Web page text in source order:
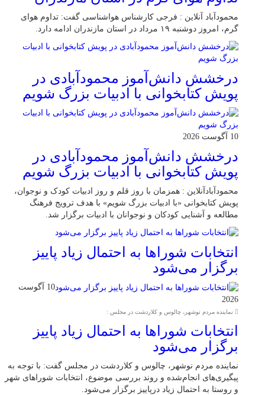
محمودآباد آنلاین : فرجی کارشناس هواشناسی گفت: تداوم هوای
گرم، امروز دوشنبه ۱۹ مرداد در استان مازندران ادامه دارد.
درخشش دانش‌آموز محمودآبادی در
پویش کتابخوانی با ادبیات بزرگ شویم
10 آگوست 2026
درخشش دانش‌آموز محمودآبادی در
پویش کتابخوانی با ادبیات بزرگ شویم
محمودآبادآنلاین : همزمان با روز قلم و روز ادبیات کودک و نوجوان،
پویش کتابخوانی «با ادبیات بزرگ شویم» با هدف ترویج فرهنگ
مطالعه و آشنایی کودکان و نوجوانان با ادبیات برگزار شد.
انتخابات شوراها به احتمال زیاد پاییز
برگزار می‌شود
10 آگوست
2026
نماینده مردم نوشهر، چالوس و کلاردشت در مجلس :
انتخابات شوراها به احتمال زیاد پاییز
برگزار می‌شود
نماینده مردم نوشهر، چالوس و کلاردشت در مجلس گفت: با توجه به
پیگیری‌های انجام‌شده و روند بررسی موضوع، انتخابات شوراهای شهر
و روستا به احتمال زیاد درپاییز برگزار می‌شود.